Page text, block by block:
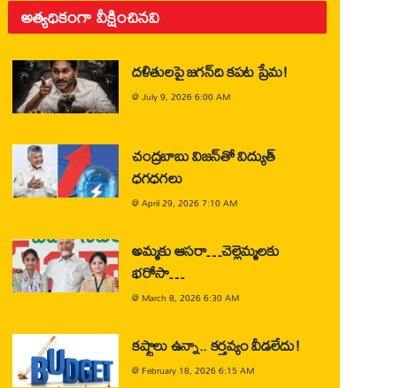
అత్యధికంగా వీక్షించినవి
దళితులపై జగన్‌ది కపట ప్రేమ!
@July 9, 2026 6:00 AM
చంద్రబాబు విజన్‌తో విద్యుత్
ధగధగలు
@April 29, 2026 7:10 AM
అమ్మకు ఆసరా…చెల్లెమ్మలకు
భరోసా…
@ March 8, 2026 6:30 AM
కష్టాలు ఉన్నా.. కర్తవ్యం వీడలేదు!
@February 18, 2026 6:15 AM